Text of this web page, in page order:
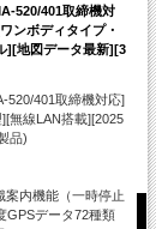
520/401取締機対
ンボディタイプ・
][地図データ最新][3
520/401取締機対応]
無線LAN搭載][2025
品)
案内機能（一時停止
GPSデータ72種類